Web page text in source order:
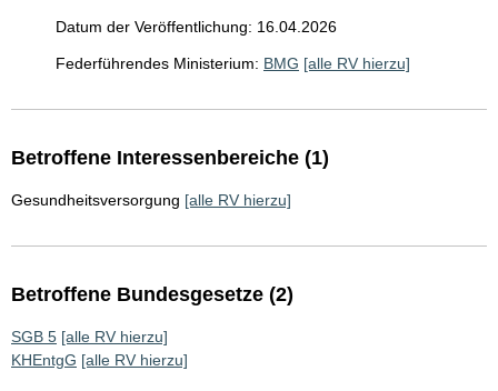
Datum der Veröffentlichung: 16.04.2026
Federführendes Ministerium: BMG [alle RV hierzu]
Betroffene Interessenbereiche (1)
Gesundheitsversorgung [alle RV hierzu]
Betroffene Bundesgesetze (2)
SGB 5 [alle RV hierzu]
KHEntgG [alle RV hierzu]